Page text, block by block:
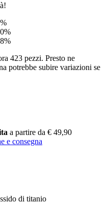
423 pezzi. Presto ne
potrebbe subire variazioni se
a partire da € 49,90
e consegna
di titanio